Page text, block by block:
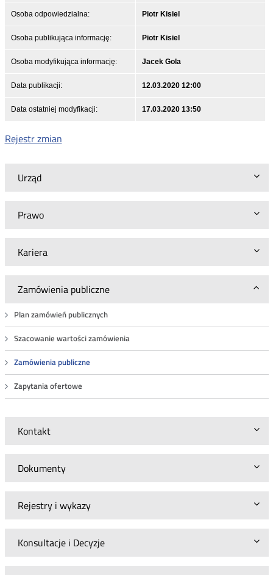
Urząd
Prawo
Kariera
Zamówienia publiczne
Plan zamówień publicznych
Szacowanie wartości zamówienia
Zamówienia publiczne
Zapytania ofertowe
Kontakt
Dokumenty
Rejestry i wykazy
Konsultacje i Decyzje
Osoba odpowiedzialna: Piotr Kisiel
Osoba publikująca informację: Piotr Kisiel
Osoba modyfikująca informację: Jacek Gola
Data publikacji: 12.03.2020 12:00
Data ostatniej modyfikacji: 17.03.2020 13:50
Rejestr zmian